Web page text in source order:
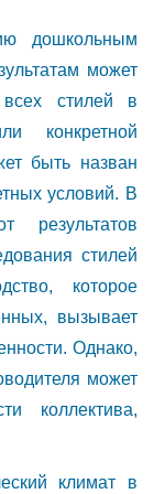
дошкольным
может
всех стилей в
конкретной
быть назван
условий. В
стилей
которое
вызывает
Однако,
может
коллектива,
климат в